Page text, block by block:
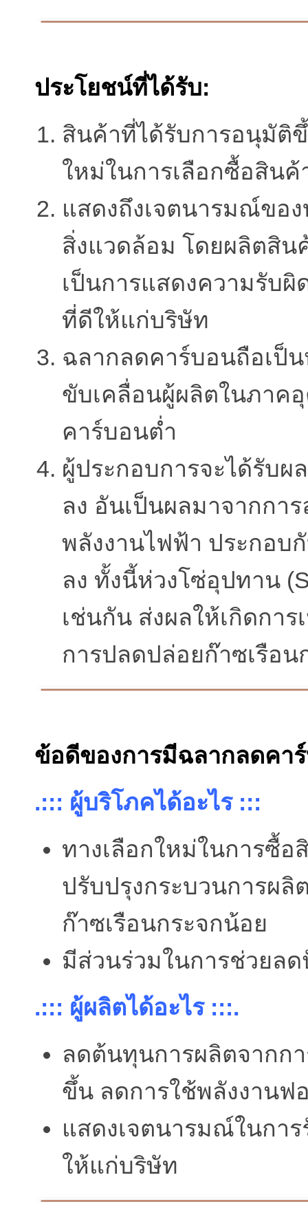
ประโยชน์ที่ได้รับ:
สินค้าที่ได้รับการอนุมัติ
ใหม่ในการเลือกซื้อสินค้
แสดงถึงเจตนารมณ์ขอ
สิ่งแวดล้อม โดยผลิตสิ
เป็นการแสดงความรับ
ที่ดีให้แก่บริษัท
ฉลากลดคาร์บอนถือเป็
ขับเคลื่อนผู้ผลิตในภาค
คาร์บอนต่ำ
ผู้ประกอบการจะได้รับ
ลง อันเป็นผลมาจากกา
พลังงานไฟฟ้า ประกอบ
ลง ทั้งนี้ห่วงโซ่อุปทาน
เช่นกัน ส่งผลให้เกิดกา
การปลดปล่อยก๊าซเรือน
ข้อดีของการมีฉลากลดคา
.::: ผู้บริโภคได้อะไร :::
ทางเลือกใหม่ในการซื้
ปรับปรุงกระบวนการผ
ก๊าซเรือนกระจกน้อย
มีส่วนร่วมในการช่วยล
.::: ผู้ผลิตได้อะไร :::.
ลดต้นทุนการผลิตจากก
ขึ้น ลดการใช้พลังงานฟ
แสดงเจตนารมณ์ในกา
ให้แก่บริษัท